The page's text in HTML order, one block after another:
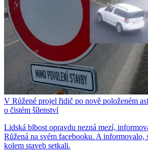
V Růžené projel řidič po nově položeném
o čistém šílenství
Lidská blbost opravdu nezná mezí,
Růžená na svém facebooku. A informovalo,
kolem staveb setkali.